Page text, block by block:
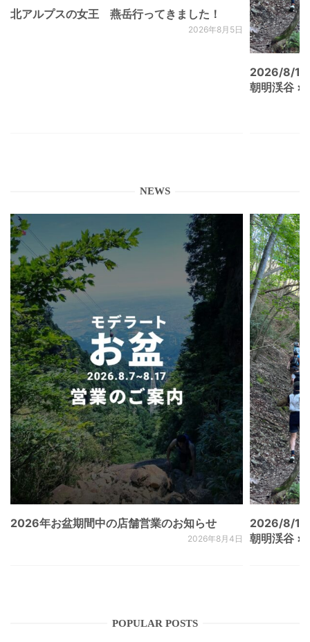
北アルプスの女王 燕岳行ってきました！
2026年8月5日
2026/8/
朝明渓谷 ×
NEWS
2026年お盆期間中の店舗営業のお知らせ
2026年8月4日
2026/8/
朝明渓谷 ×
POPULAR POSTS